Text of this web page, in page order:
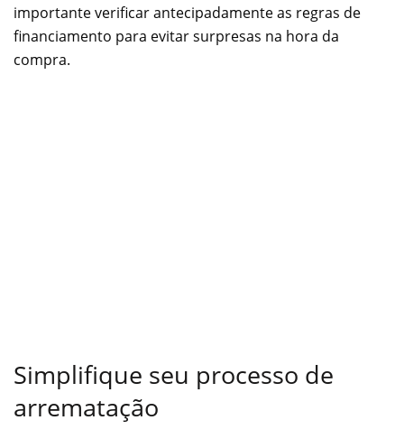
importante verificar antecipadamente as regras de
financiamento para evitar surpresas na hora da
compra.
Simplifique seu processo de
arrematação